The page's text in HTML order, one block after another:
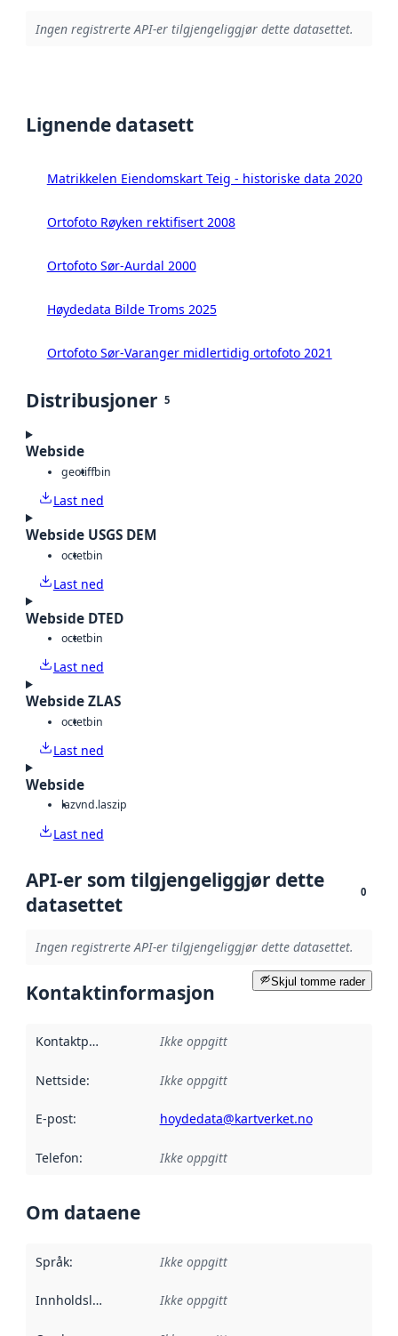
Ingen registrerte API-er tilgjengeliggjør dette datasettet.
Lignende datasett
Matrikkelen Eiendomskart Teig - historiske data 2020
Ortofoto Røyken rektifisert 2008
Ortofoto Sør-Aurdal 2000
Høydedata Bilde Troms 2025
Ortofoto Sør-Varanger midlertidig ortofoto 2021
Distribusjoner 5
Webside
geotiffbin
Last ned
Webside USGS DEM
octetbin
Last ned
Webside DTED
octetbin
Last ned
Webside ZLAS
octetbin
Last ned
Webside
lazvnd.laszip
Last ned
API-er som tilgjengeliggjør dette
datasettet
0
Ingen registrerte API-er tilgjengeliggjør dette datasettet.
Skjul tomme rader
Kontaktinformasjon
Kontaktpunkt Ikke oppgitt
Nettside: Ikke oppgitt
E-post: hoydedata@kartverket.no
Telefon: Ikke oppgitt
Om dataene
Språk: Ikke oppgitt
Innholdsleverandører :
Ikke oppgitt